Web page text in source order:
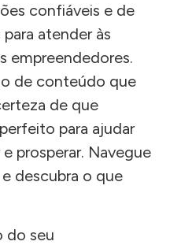
confiáveis e de
atender às
empreendedores.
de conteúdo que
de que
para ajudar
prosperar. Navegue
descubra o que
do seu